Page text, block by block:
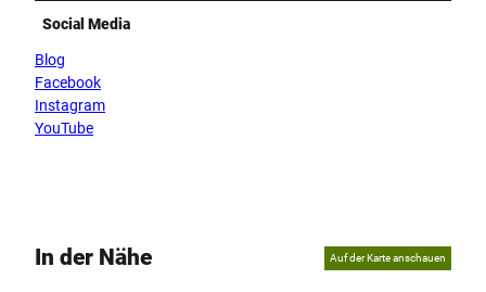
Social Media
Blog
Facebook
Instagram
YouTube
In der Nähe Auf der Karte anschauen